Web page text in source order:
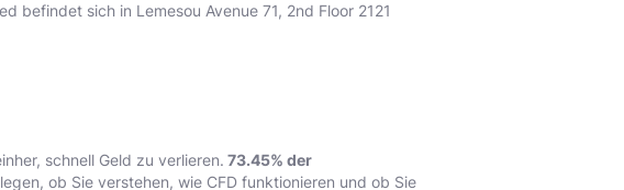
befindet sich in Lemesou Avenue 71, 2nd Floor 2121
schnell Geld zu verlieren. 73.45% der
ob Sie verstehen, wie CFD funktionieren und ob Sie